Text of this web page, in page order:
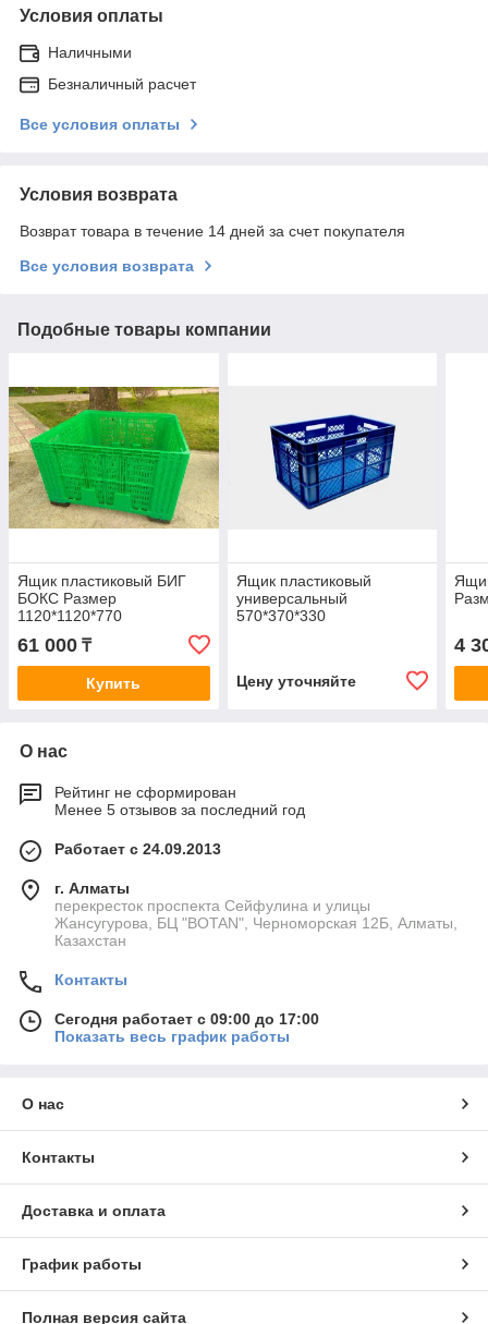
Условия оплаты
Наличными
Безналичный расчет
Все условия оплаты
Условия возврата
Возврат товара в течение 14 дней за счет покупателя
Все условия возврата
Подобные товары компании
Ящик пластиковый БИГ
БОКС Размер
1120*1120*770
61 000 ₸
Купить
Ящик пластиковый
универсальный
570*370*330
Цену уточняйте
4
О нас
Рейтинг не сформирован
Менее 5 отзывов за последний год
Работает с 24.09.2013
г. Алматы
перекресток проспекта Сейфулина и улицы
Жансугурова, БЦ "BOTAN", Черноморская 12Б, Алматы,
Казахстан
Контакты
Сегодня работает с 09:00 до 17:00
Показать весь график работы
О нас
Контакты
Доставка и оплата
График работы
Полная версия сайта